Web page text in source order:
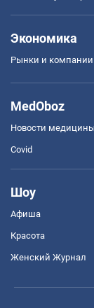
Экономика
Рынки и компании
MedOboz
Новости медицины
Covid
Шоу
Афиша
Красота
Женский Журнал